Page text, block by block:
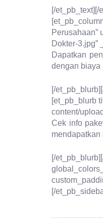
[/et_pb_text][/
Perusahaan”
Dokter-3.jpg”
Dapatkan
dengan biaya
[/
[et_pb_blurb
content/
Cek info
[/
[/